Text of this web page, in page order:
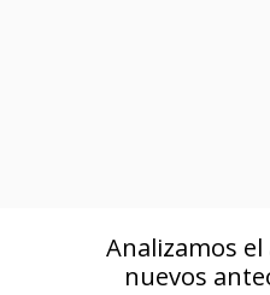
Analizamos
nuevos